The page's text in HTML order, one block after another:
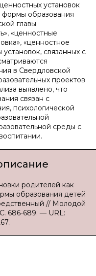
установок
образования
главы
«ценностные
«ценностное
связанных с
в Свердловской
проектов
выявлено, что
связан с
психологической
среды с
родителей как
образования детей
// Молодой
686-689. — URL: